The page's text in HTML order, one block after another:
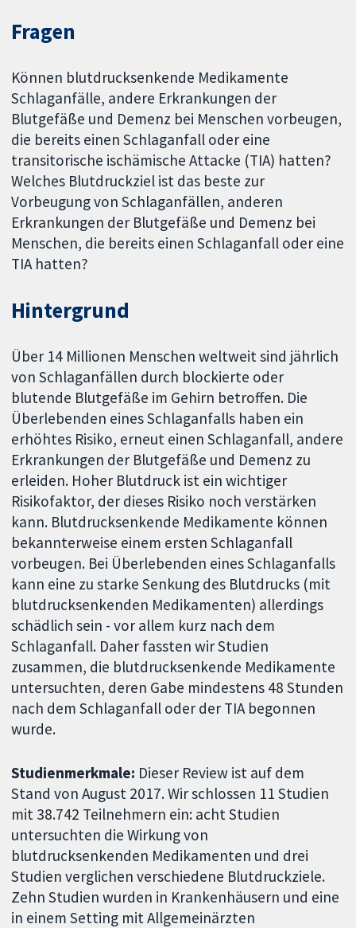
Fragen
Können blutdrucksenkende Medikamente
Schlaganfälle, andere Erkrankungen der
Blutgefäße und Demenz bei Menschen vorbeugen,
die bereits einen Schlaganfall oder eine
transitorische ischämische Attacke (TIA) hatten?
Welches Blutdruckziel ist das beste zur
Vorbeugung von Schlaganfällen, anderen
Erkrankungen der Blutgefäße und Demenz bei
Menschen, die bereits einen Schlaganfall oder eine
TIA hatten?
Hintergrund
Über 14 Millionen Menschen weltweit sind jährlich
von Schlaganfällen durch blockierte oder
blutende Blutgefäße im Gehirn betroffen. Die
Überlebenden eines Schlaganfalls haben ein
erhöhtes Risiko, erneut einen Schlaganfall, andere
Erkrankungen der Blutgefäße und Demenz zu
erleiden. Hoher Blutdruck ist ein wichtiger
Risikofaktor, der dieses Risiko noch verstärken
kann. Blutdrucksenkende Medikamente können
bekannterweise einem ersten Schlaganfall
vorbeugen. Bei Überlebenden eines Schlaganfalls
kann eine zu starke Senkung des Blutdrucks (mit
blutdrucksenkenden Medikamenten) allerdings
schädlich sein - vor allem kurz nach dem
Schlaganfall. Daher fassten wir Studien
zusammen, die blutdrucksenkende Medikamente
untersuchten, deren Gabe mindestens 48 Stunden
nach dem Schlaganfall oder der TIA begonnen
wurde.
Studienmerkmale: Dieser Review ist auf dem
Stand von August 2017. Wir schlossen 11 Studien
mit 38.742 Teilnehmern ein: acht Studien
untersuchten die Wirkung von
blutdrucksenkenden Medikamenten und drei
Studien verglichen verschiedene Blutdruckziele.
Zehn Studien wurden in Krankenhäusern und eine
in einem Setting mit Allgemeinärzten